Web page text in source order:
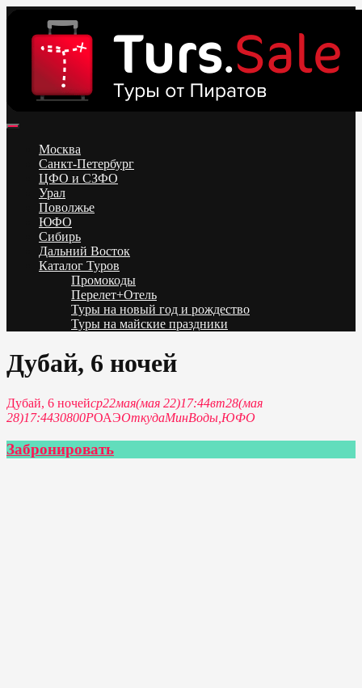
content
Низкие цены на путевки 3-7-10 ночей все включено, отдых на
море. Распродажа экскурсионных и горнолыжных туров.
Обновление каждый день. Официальный сайт Тур Сейл
Москва
Санкт-Петербург
ЦФО и СЗФО
Урал
Поволжье
ЮФО
Сибирь
Дальний Восток
Каталог Туров
Промокоды
Перелет+Отель
Туры на новый год и рождество
Туры на майские праздники
Telegram
Дубай, 6 ночей
Дубай, 6 ночейср22мая(мая 22)17:44вт28(мая
28)17:4430800РОАЭОткудаМинВоды, ЮФО
Забронировать